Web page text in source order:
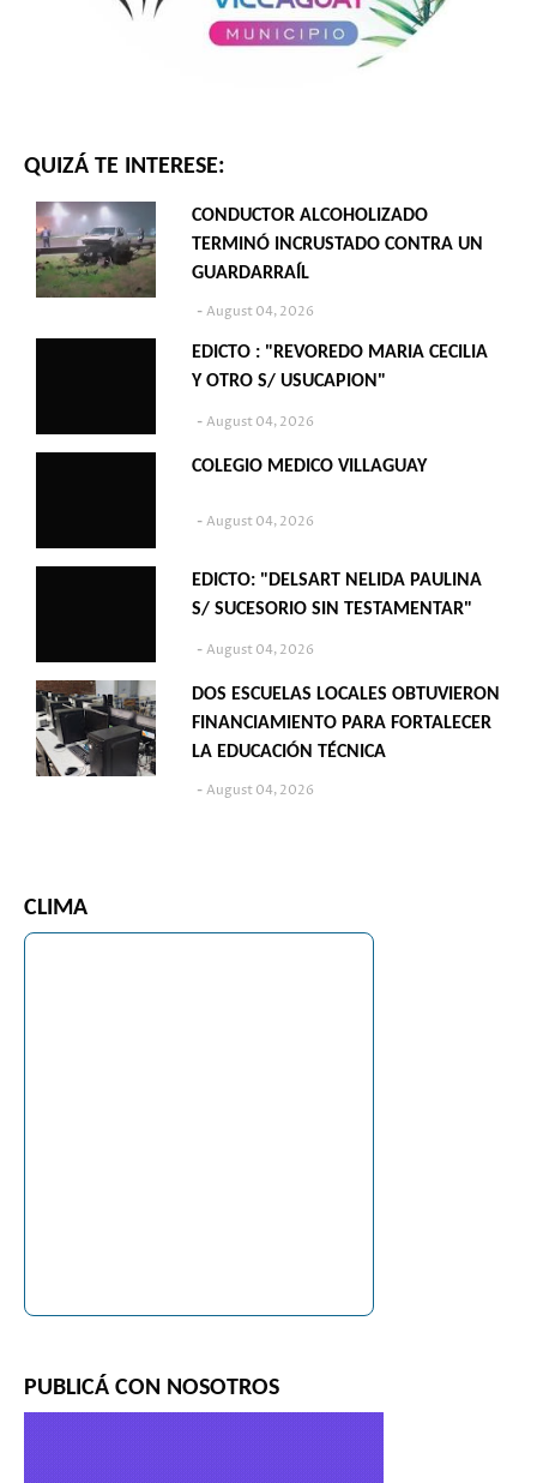
QUIZÁ TE INTERESE:
CONDUCTOR ALCOHOLIZADO
TERMINÓ INCRUSTADO CONTRA UN
GUARDARRAÍL
August 04, 2026
EDICTO : "REVOREDO MARIA CECILIA
Y OTRO S/ USUCAPION"
August 04, 2026
COLEGIO MEDICO VILLAGUAY
August 04, 2026
EDICTO: "DELSART NELIDA PAULINA
S/ SUCESORIO SIN TESTAMENTAR"
August 04, 2026
DOS ESCUELAS LOCALES OBTUVIERON
FINANCIAMIENTO PARA FORTALECER
LA EDUCACIÓN TÉCNICA
August 04, 2026
CLIMA
PUBLICÁ CON NOSOTROS